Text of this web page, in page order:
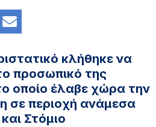
κλήθηκε να
προσωπικό της
οποίο έλαβε χώρα την
σε περιοχή ανάμεσα
Στόμιο